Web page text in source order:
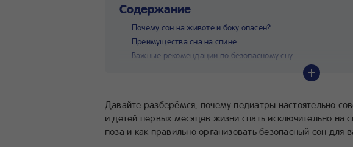
Содержание
Почему сон на животе и боку опасен?
Преимущества сна на спине
Важные рекомендации по безопасному сну
Давайте разберёмся, почему педиатры настоятельно
и детей первых месяцев жизни спать исключительно на
поза и как правильно организовать безопасный сон